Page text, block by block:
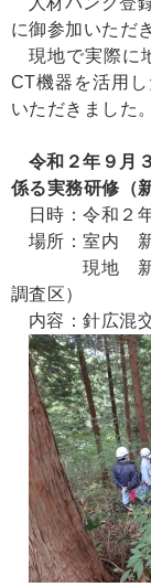
に御参加いただ
現地で実際に
CT機器を活用
いただきました。
令和２年９月
係る実務研修（
日時：令和２
場所：室内
現地 新庄
調査区）
内容：針広混